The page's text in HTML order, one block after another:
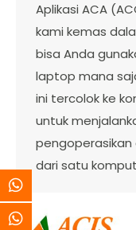
Aplikasi ACA
kami kemas
bisa Anda
laptop mana
ini tercolok ke
untuk
pengoperasikan
dari satu